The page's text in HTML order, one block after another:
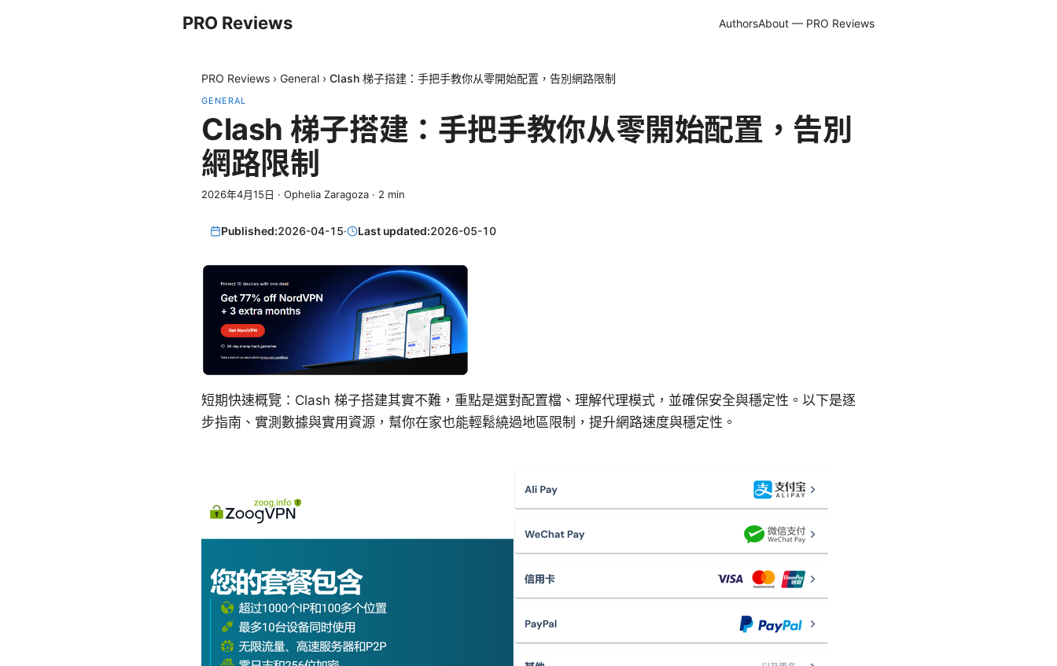
PRO Reviews AuthorsAbout — PRO Reviews
PRO Reviews › General › Clash 梯子搭建：手把手教你从零開始配置，告別網路限制
GENERAL
Clash 梯子搭建：手把手教你从零開始配置，告別
網路限制
2026年4月15日 · Ophelia Zaragoza · 2 min
Published:2026-04-15· Last updated:2026-05-10
短期快速概覽：Clash 梯子搭建其實不難，重點是選對配置檔、理解代理模式，並確保安全與穩定性。以下是逐
步指南、實測數據與實用資源，幫你在家也能輕鬆繞過地區限制，提升網路速度與穩定性。